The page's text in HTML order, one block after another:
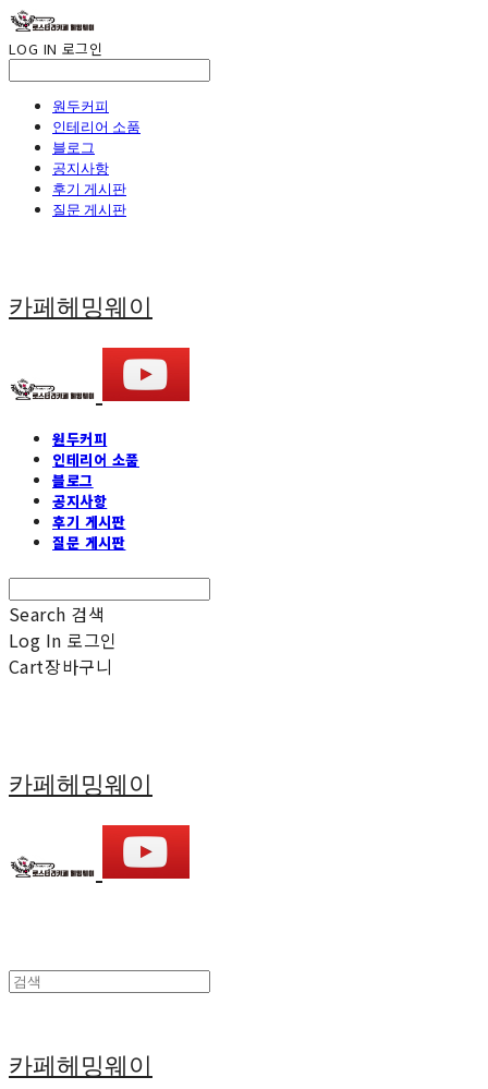
LOG IN 로그인
원두커피
인테리어 소품
블로그
공지사항
후기 게시판
질문 게시판
카페헤밍웨이
원두커피
인테리어 소품
블로그
공지사항
후기 게시판
질문 게시판
Search 검색
Log In 로그인
Cart장바구니
카페헤밍웨이
카페헤밍웨이